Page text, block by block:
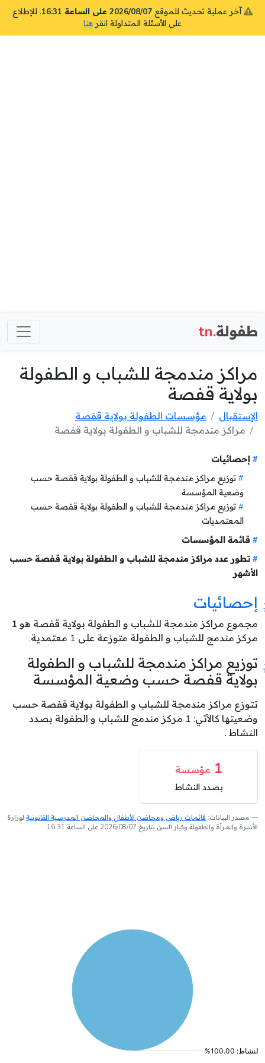
آخر عملية تحديث للموقع 2026/08/07 على الساعة 16:31
. للإطلاع
على الأسئلة المتداولة انقر هنا
طفولة.tn
مراكز مندمجة للشباب و الطفولة
بولاية قفصة
الإستقبال
مؤسسات الطفولة بولاية قفصة
مراكز مندمجة للشباب و الطفولة بولاية قفصة
إحصائيات
توزيع مراكز مندمجة للشباب و الطفولة بولاية قفصة حسب
وضعية المؤسسة
توزيع مراكز مندمجة للشباب و الطفولة بولاية قفصة حسب
المعتمديات
قائمة المؤسسات
تطور عدد مراكز مندمجة للشباب و الطفولة بولاية قفصة حسب
الأشهر
إحصائيات
مجموع مراكز مندمجة للشباب و الطفولة بولاية قفصة هو 1
مركز مندمج للشباب و الطفولة متوزعة على 1 معتمدية.
توزيع مراكز مندمجة للشباب و الطفولة
بولاية قفصة حسب وضعية المؤسسة
تتوزع مراكز مندمجة للشباب و الطفولة بولاية قفصة حسب
وضعيتها كالآتي: 1 مركز مندمج للشباب و الطفولة بصدد
النشاط .
1 مؤسسة
بصدد النشاط
مصدر البيانات: قائمات رياض ومحاضن الأطفال والمحاضن المدرسية القانونية لوزارة
الأسرة والمرأة والطفولة وكبار السن بتاريخ 2026/08/07 على الساعة 16:31